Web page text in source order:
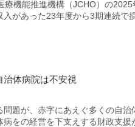
機能推進機構（JCHO）の2025
があった23年度から3期連続で
体病院は不安視
題が、赤字にあえぐ多くの自治
をの経営を下支えする財政支援